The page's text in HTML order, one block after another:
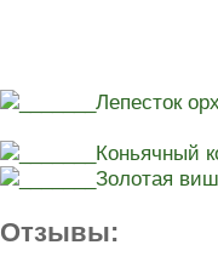
_______Лепесток
_______Коньячный
_______Золотая
Отзывы: